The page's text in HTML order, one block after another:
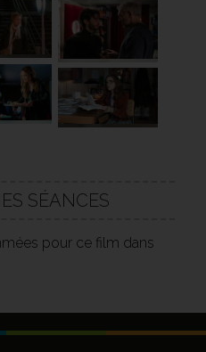
SÉANCES
pour ce film dans